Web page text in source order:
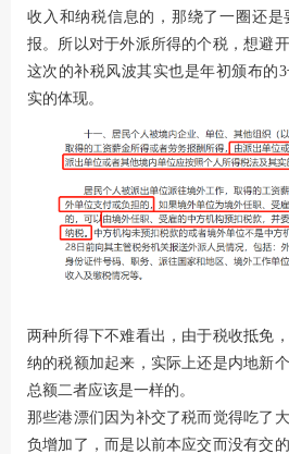
收入和纳税信息的，那绕了一圈还是
报。所以对于外派所得的个税，想避
这次的补税风波其实也是年初颁布的
实的体现。
两种所得下不难看出，由于税收抵免
纳的税额加起来，实际上还是内地新
总额二者应该是一样的。
那些港漂们因为补交了税而觉得吃了
负增加了，而是以前本应交而没有交